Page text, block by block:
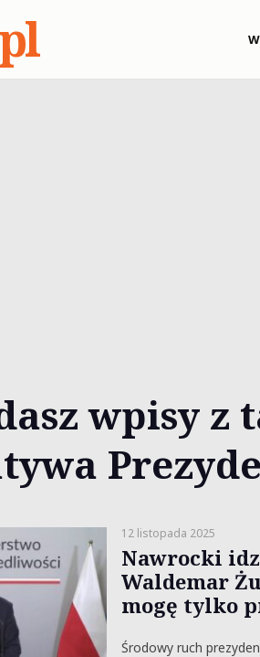
wpisy z
12 listopada 2025
Nawrocki
Waldemar
mogę tylko
Środowy ruch